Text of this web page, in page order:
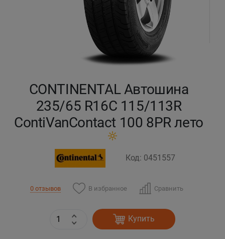
CONTINENTAL Автошина
235/65 R16C 115/113R
ContiVanContact 100 8PR лето
Код: 0451557
0 отзывов В избранное Сравнить
Купить
Павлодар
Петропавловск